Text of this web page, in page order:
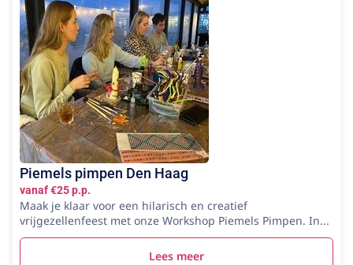
Piemels pimpen Den Haag
vanaf €25 p.p.
Maak je klaar voor een hilarisch en creatief
vrijgezellenfeest met onze Workshop Piemels Pimpen. In...
Lees meer